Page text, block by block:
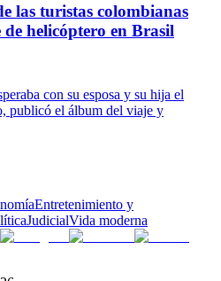
las turistas colombianas
de helicóptero en Brasil
con su esposa y su hija el
publicó el álbum del viaje y
Entretenimiento y
JudicialVida moderna